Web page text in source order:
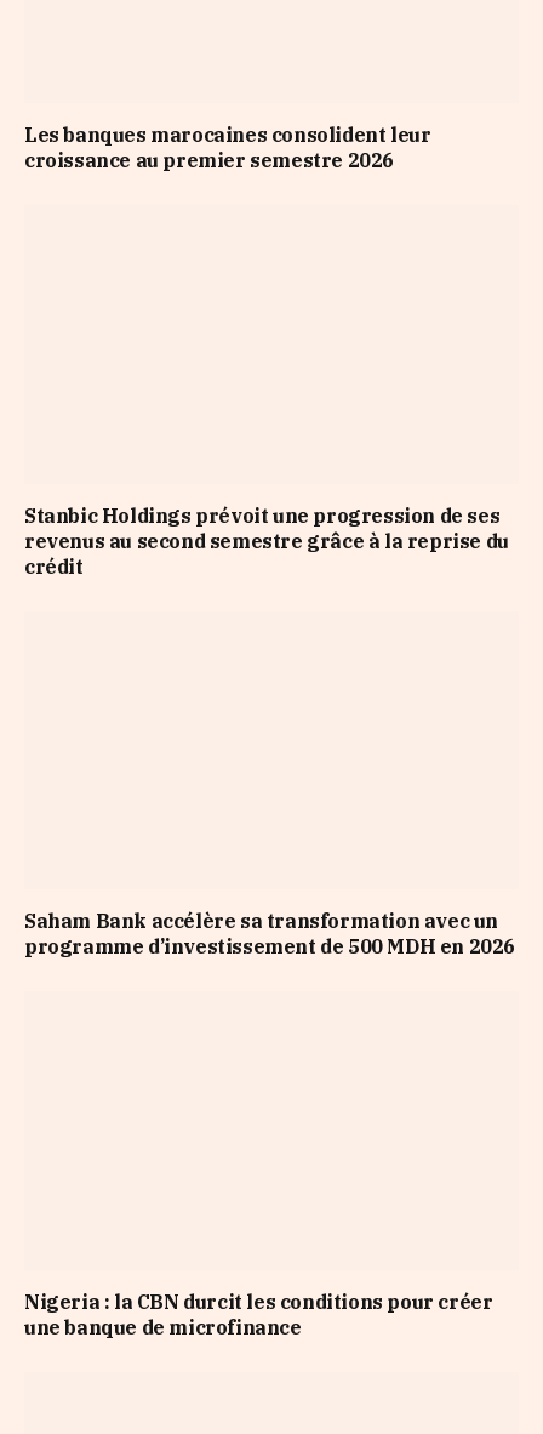
Les banques marocaines consolident leur
croissance au premier semestre 2026
Stanbic Holdings prévoit une progression de ses
revenus au second semestre grâce à la reprise du
crédit
Saham Bank accélère sa transformation avec un
programme d’investissement de 500 MDH en 2026
Nigeria : la CBN durcit les conditions pour créer
une banque de microfinance